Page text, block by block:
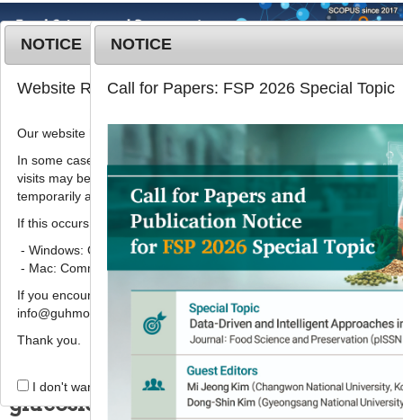
T
o
g
l
e
v
i
g
t
o
MENU
2014;21(2):254
pISSN: 1738-7248, eISSN: 2287-7428
DOI:https://doi.org/10.11002/kjfp.2014.21.2.254
ARTICLE
청미래덩굴(Smilax ChinaL.) 추출물
의 항산화 및 α-amylase와 α-
glucosidase 저해활성
이수연1,김정환 박정미 1,이인철2,이진영1*
Antioxidant activity and inhibition
activity against α-amylase and α-
glucosidase of
Smilax ChinaL.
NOTICE
Website Renewal Notice
Our website has recently been renewed.
In some cases, images, CSS files, or other settings saved in your
visits may be reused instead of downloading the latest files. As a
temporarily appear incorrectly or may not display properly.
If this occurs, please perform a hard refresh.
- Windows: Ctrl + F5
- Mac: Command + Shift + R
If you encounter any errors or difficulties while using the website,
info@guhmok.com.
Thank you.
I don't want to open this window for a day.
NOTICE
Call for Papers: FSP 2026 Special Topic